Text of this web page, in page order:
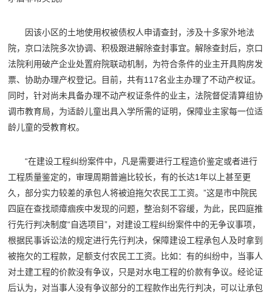
因该小区的土地使用权被债权人申请查封，涉及十多家外地法
院，京口法院多次协调、积极跟进解除查封事宜。解除查封后，京口
法院利用破产企业处置府院联动机制，为符合条件的业主开具购房发
票、协助办理产权登记。目前，共有117名业主办理了不动产权证。
同时，针对尚未具备办理不动产权证条件的业主，法院督促清算组协
调市教育局，为适龄儿童出具入学所需的证明，保障业主家每一位适
龄儿童的受教育权。
“在建设工程纠纷案件中，凡是需要进行工程造价鉴定或者进行
工程质量鉴定的，审理周期普遍比较长，有的长达1年以上甚至更
久，部分实力较差的承包人将被迫拖欠农民工工资。”这是市中院民
四庭在查找顽瘴痼疾中发现的问题，整治刻不容缓，为此，民四庭推
行先行判决制度“自选项目”，对建设工程纠纷案件中的无争议事项，
根据民事诉讼法的规定进行先行判决，保障建设工程承包人及时拿到
被拖欠的工程款，足额支付农民工工资。比如：有的纠纷中，当事人
对土建工程的价款没有争议，只是对水电工程的价款有争议。经论证
后认为，对当事人没有争议部分的工程款作出先行判决，可以让承包